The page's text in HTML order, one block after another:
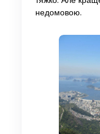
недомовою.